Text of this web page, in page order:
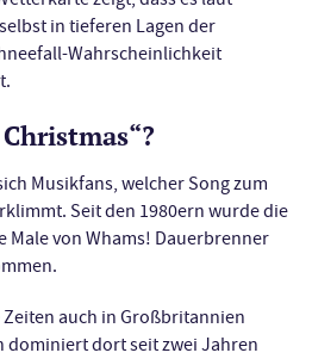
in tieferen Lagen der
Wahrscheinlichkeit
Musikfans, welcher Song zum
Seit den 1980ern wurde die
von Whams! Dauerbrenner
Zeiten auch in Großbritannien
dominiert dort seit zwei Jahren